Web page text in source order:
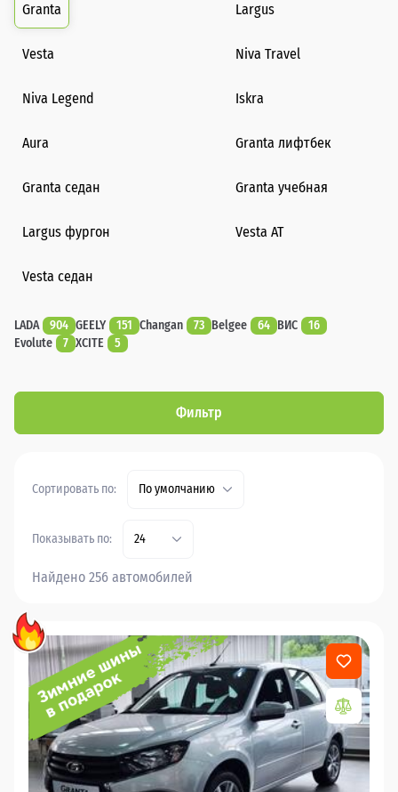
Granta Largus
Vesta Niva Travel
Niva Legend Iskra
Aura Granta лифтбек
Granta седан Granta учебная
Largus фургон Vesta AT
Vesta седан
LADA 904 GEELY 151 Changan 73 Belgee 64 ВИС
16
Evolute
7 XCITE 5
Фильтр
Сортировать по: По умолчанию
Показывать по: 24
Найдено 256 автомобилей